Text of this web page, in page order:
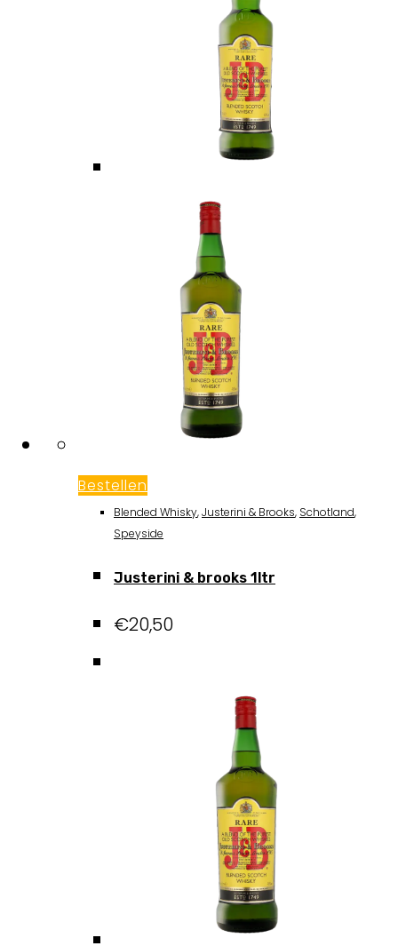
Bestellen
Blended Whisky,Justerini & Brooks, Schotland,
Speyside
Justerini & brooks 1ltr
€20,50